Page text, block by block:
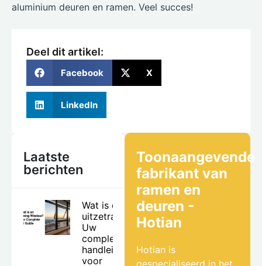
aluminium deuren en ramen. Veel succes!
Deel dit artikel:
Facebook X
LinkedIn
Laatste
berichten
Wat is een
uitzetraam?
Uw
complete
handleiding
voor
Toonaangevende
fabrikant van
ramen en
deuren -
Hotian
Hotian is